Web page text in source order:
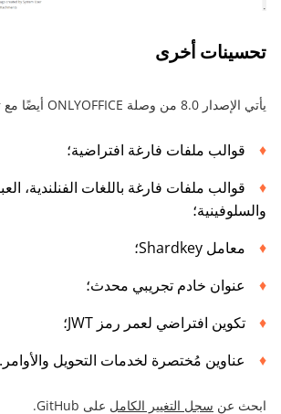
تحسينات أخرى
يأتي الإصدار 8.0 من وصلة ONLYOFFICE أيضًا مع تحسينات أخرى:
قوالب ملفات فارغة افتراضية؛
قوالب ملفات فارغة باللغات الفنلندية،
والسلوفينية؛
معامل Shardkey؛
عنوان خادم تجريبي محدث؛
تكوين افتراضي لعمر رمز JWT؛
عناوين مُختصرة لخدمات التحويل والأوامر.
ابحث عن سجل التغيير الكامل على GitHub.